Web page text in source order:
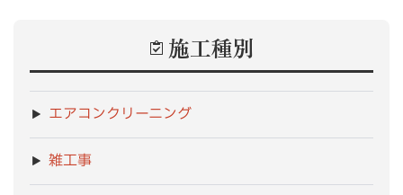
施工種別
エアコンクリーニング
雑工事